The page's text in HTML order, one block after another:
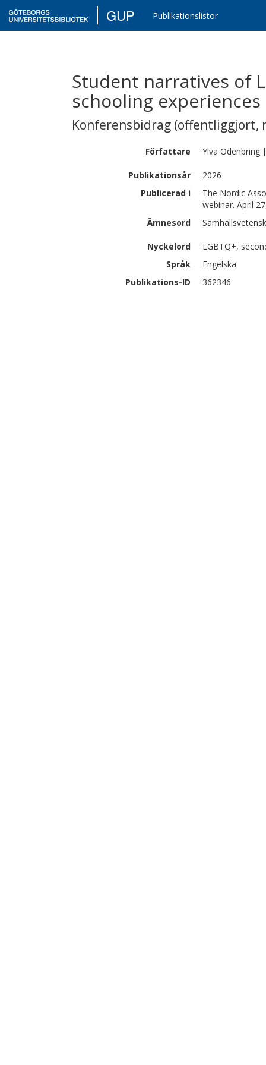
GUP Publikationslistor
Student narratives of
schooling experiences
Konferensbidrag (offentliggjort,
Författare Ylva Odenbring
Publikationsår
2026
Publicerad i
The Nordic
webinar. April
Ämnesord
Nyckelord
LGBTQ+,
Språk
Engelska
Publikations-ID
362346